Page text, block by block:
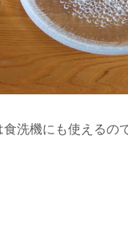
洗機にも使えるの